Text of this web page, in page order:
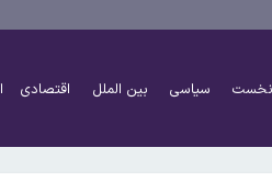
سیاسی بین الملل اقتصادی